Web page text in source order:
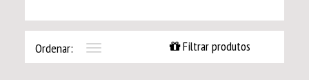
Ordenar:
Toggle
navigation
Filtrar produtos